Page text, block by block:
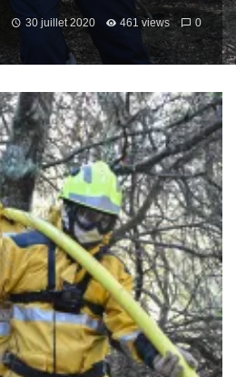
30 juillet 2020 461 views 0